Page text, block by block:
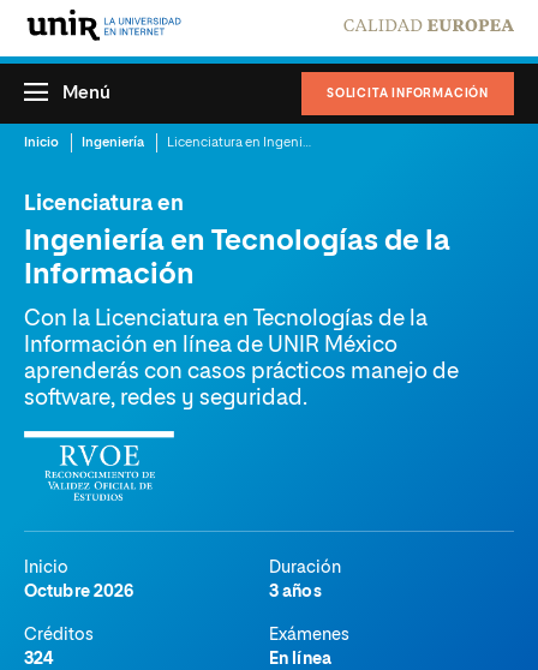
SOLICITA INFORMACIÓN
Menú
Inicio Ingeniería
Licenciatura en
Ingeniería en Tecnologías de la
Información
Con la Licenciatura en Tecnologías de la
Información en línea de UNIR México
aprenderás con casos prácticos manejo de
software, redes y seguridad.
Inicio
Octubre 2026
Duración
3 años
Créditos
324
Exámenes
En línea